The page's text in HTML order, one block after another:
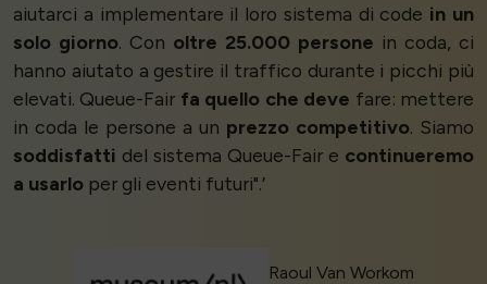
aiutarci a implementare il loro sistema di code in un
solo giorno. Con oltre 25.000 persone in coda, ci
hanno aiutato a gestire il traffico durante i picchi più
elevati. Queue-Fair fa quello che deve fare: mettere
in coda le persone a un prezzo competitivo. Siamo
soddisfatti del sistema Queue-Fair e continueremo
a usarlo per gli eventi futuri".’
Raoul Van Workom